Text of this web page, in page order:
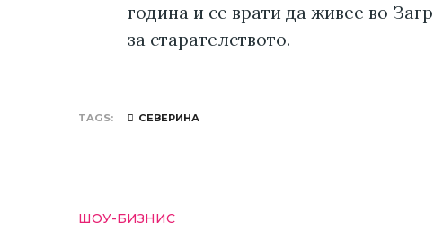
година и се врати да живее во
за старателството.
TAGS СЕВЕРИНА
ШОУ-БИЗНИС